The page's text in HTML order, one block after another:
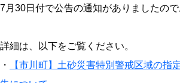
7月30日付で公告の通知がありましたので
詳細は、以下をご覧ください。
・
【市川町】土砂災害特別警戒区域の指